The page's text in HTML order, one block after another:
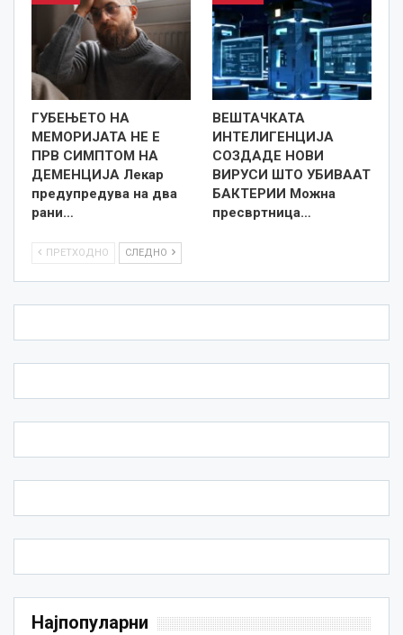
ГУБЕЊЕТО НА
МЕМОРИЈАТА НЕ Е
ПРВ СИМПТОМ НА
ДЕМЕНЦИЈА Лекар
предупредува на два
рани…
ВЕШТАЧКАТА
ИНТЕЛИГЕНЦИЈА
СОЗДАДЕ НОВИ
ВИРУСИ ШТО УБИВААТ
БАКТЕРИИ Можна
пресвртница…
ПРЕТХОДНО СЛЕДНО
Најпопуларни